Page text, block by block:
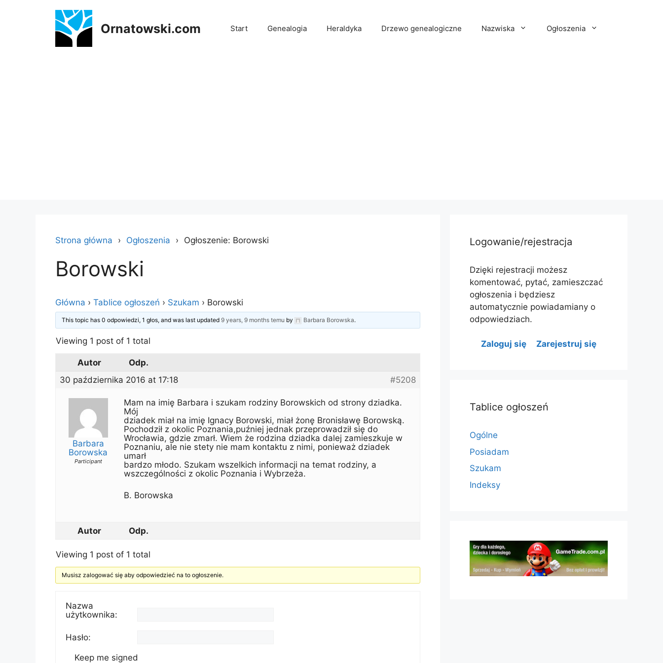
Ornatowski.com Start Genealogia Heraldyka Drzewo genealogiczne Nazwiska Ogłoszenia
Strona główna Ogłoszenia Ogłoszenie: Borowski
Borowski
Główna › Tablice ogłoszeń › Szukam › Borowski
This topic has 0 odpowiedzi, 1 głos, and was last updated9 years, 9 months temu by Barbara Borowska.
Viewing 1 post of 1 total
Autor
Odp.
30 października 2016 at 17:18
#5208
Barbara
Borowska
Participant
Mam na imię Barbara i szukam rodziny Borowskich od strony dziadka.
Mój
dziadek miał na imię Ignacy Borowski, miał żonę Bronisławę Borowską.
Pochodził z okolic Poznania,puźniej jednak przeprowadził się do
Wrocławia, gdzie zmarł. Wiem że rodzina dziadka dalej zamieszkuje w
Poznaniu, ale nie stety nie mam kontaktu z nimi, ponieważ dziadek
umarł
bardzo młodo. Szukam wszelkich informacji na temat rodziny, a
wszczególności z okolic Poznania i Wybrzeża.
B. Borowska
Autor Odp.
Viewing 1 post of 1 total
Musisz zalogować się aby odpowiedzieć na to ogłoszenie.
Nazwa
użytkownika:
Hasło:
Keep me signed
Logowanie/rejestracja
Dzięki rejestracji możesz
komentować, pytać, zamieszczać
ogłoszenia i będziesz
automatycznie powiadamiany o
odpowiedziach.
Zaloguj się Zarejestruj się
Tablice ogłoszeń
Ogólne
Posiadam
Szukam
Indeksy